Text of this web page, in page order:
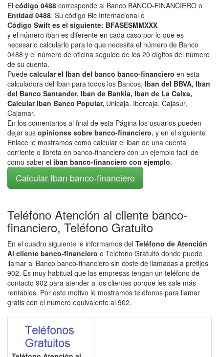
El código 0488 corresponde al Banco BANCO-FINANCIERO o
Entidad 0488. Su código Bic Internacional o
Código Swift es el siguiente: BFASESMMXXX
y el número iban es diferente en cada caso por lo que es
necesario calcularlo para lo que necesita el número de Banco
0488 y el número de oficina seguido de los 20 dígitos del número
de su cuenta.
Puede calcular el Iban del banco banco-financiero en esta
calculadora del Iban para todos los Bancos, Iban del BBVA, Iban
del Banco Santander, Iban de Bankia, Iban de La Caixa,
Calcular Iban Banco Popular, Unicaja. Ibercaja, Cajasur,
Cajamar.
En los comentarios al final de esta Página los usuarios pueden
dejar sus opiniones sobre banco-financiero. y en el siguiente
Enlace le mostramos como calcular el iban de una cuenta
corriente o libreta en banco-financiero con un ejemplo facil de
como saber el iban banco-financiero con ejemplo.
Calcular Iban banco-financiero
Teléfono Atención al cliente banco-
financiero, Teléfono Gratuito
En el cuadro siguiente le informamos del Teléfono de Atención
Al cliente banco-financiero o Teléfono Gratuito donde puede
llamar al Banco banco-financiero sin coste de llamadas a prefijos
902. Es muy habitual que las empresas tengan un teléfono de
contacto 902 para atender a los clientes porque les sale más
rentables. Por este motivo le mostramos teléfonos para llamar
gratis con el número equivalente al 902.